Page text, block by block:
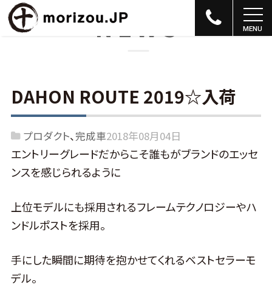
NEWS
DAHON ROUTE 2019☆入荷
プロダクト 完成車2018年08月04日
エントリーグレードだからこそ誰もがブランドのエッセ
ンスを感じられるように
上位モデルにも採用されるフレームテクノロジーやハ
ンドルポストを採用。
手にした瞬間に期待を抱かせてくれるベストセラーモ
デル。